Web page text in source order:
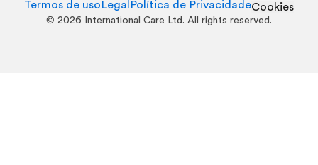
Termos de usoLegal Política de PrivacidadeCookies
© 2026 International Care Ltd. All rights reserved.